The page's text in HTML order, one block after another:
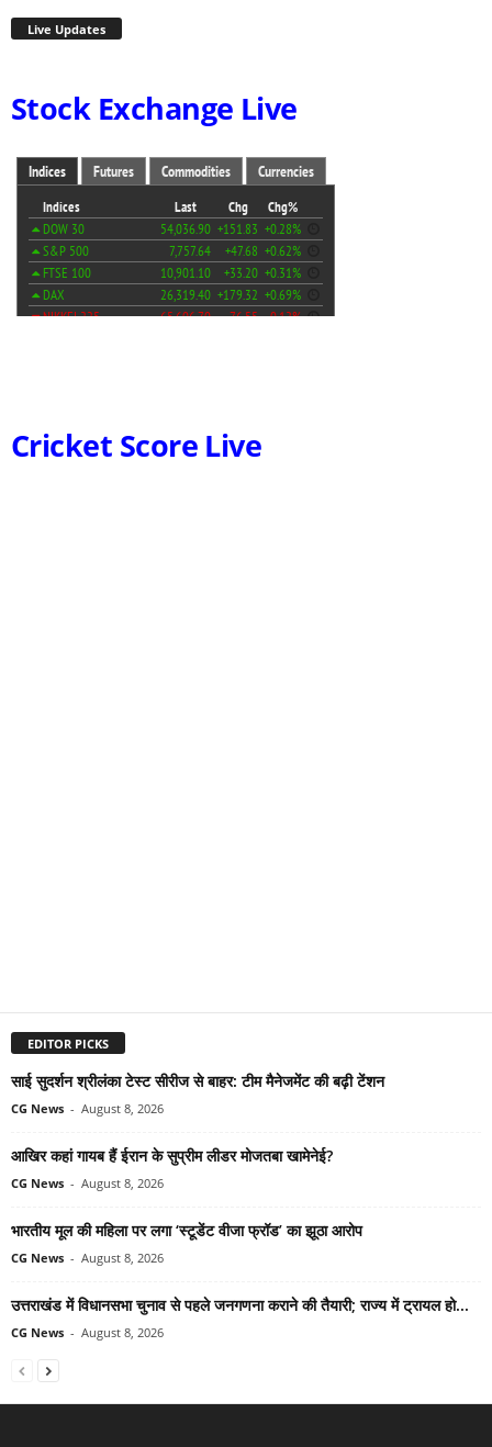
Live Updates
Stock Exchange Live
Cricket Score Live
EDITOR PICKS
साई सुदर्शन श्रीलंका टेस्ट सीरीज से बाहर: टीम मैनेजमेंट की बढ़ी टेंशन
CG News - August 8, 2026
आखिर कहां गायब हैं ईरान के सुप्रीम लीडर मोजतबा खामेनेई?
CG News - August 8, 2026
भारतीय मूल की महिला पर लगा ‘स्टूडेंट वीजा फ्रॉड’ का झूठा आरोप
CG News - August 8, 2026
उत्तराखंड में विधानसभा चुनाव से पहले जनगणना कराने की तैयारी; राज्य में ट्रायल हो...
CG News - August 8, 2026